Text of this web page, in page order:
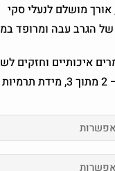
אורך מושלם לנעלי סקי
הגרב עבה ומרופד
איכותיים וחזקים
5